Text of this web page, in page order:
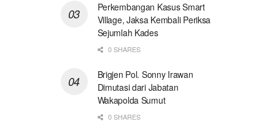
Perkembangan Kasus Smart
Village, Jaksa Kembali Periksa
Sejumlah Kades
0 SHARES
Brigjen Pol. Sonny Irawan
Dimutasi dari Jabatan
Wakapolda Sumut
0 SHARES